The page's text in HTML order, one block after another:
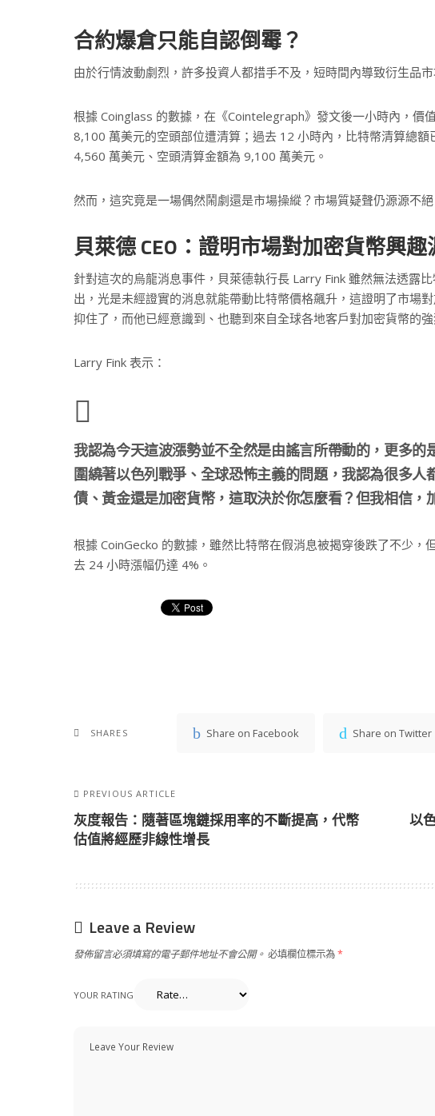
合約爆倉只能自認倒霉？
由於行情波動劇烈，許多投資人都措手不及，短時間內導致衍生品
根據 Coinglass 的數據，在《Cointelegraph》發文後一小時內，價
8,100 萬美元的空頭部位遭清算；過去 12 小時內，比特幣清算總
4,560 萬美元、空頭清算金額為 9,100 萬美元。
然而，這究竟是一場偶然鬧劇還是市場操縱？市場質疑聲仍源源不絕
貝萊德 CEO：證明市場對加密貨幣興趣
針對這次的烏龍消息事件，貝萊德執行長 Larry Fink 雖然無法透露
出，光是未經證實的消息就能帶動比特幣價格飆升，這證明了市場
抑住了，而他已經意識到、也聽到來自全球各地客戶對加密貨幣的強
Larry Fink 表示：
我認為今天這波漲勢並不全然是由謠言所帶動的，更多
圍繞著以色列戰爭、全球恐怖主義的問題，我認為很多
債、黃金還是加密貨幣，這取決於你怎麼看？但我相信，
根據 CoinGecko 的數據，雖然比特幣在假消息被揭穿後跌了不少
去 24 小時漲幅仍達 4%。
SHARES Share on Facebook Share on Twitter
PREVIOUS ARTICLE
灰度報告：隨著區塊鏈採用率的不斷提高，代幣
估值將經歷非線性增長
以
Leave a Review
發佈留言必須填寫的電子郵件地址不會公開。 必填欄位標示為*
YOUR RATING